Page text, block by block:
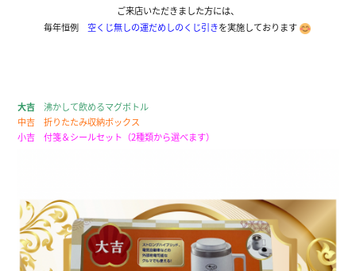
ご来店いただきました方には、
毎年恒例 空くじ無しの運だめしのくじ引きを実施しております
大吉 沸かして飲めるマグボトル
中吉 折りたたみ収納ボックス
小吉 付箋＆シールセット（2種類から選べます）